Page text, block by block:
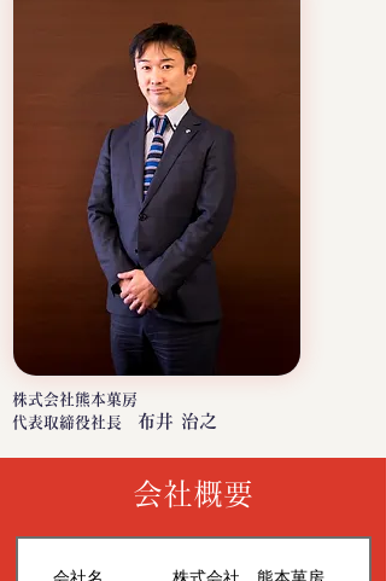
株式会社熊本菓房
​代表取締役社長 布井 治之
会社概要
会社名 株式会社 熊本菓房